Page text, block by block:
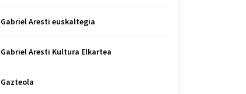
Gabriel Aresti euskaltegia
Gabriel Aresti Kultura Elkartea
Gazteola